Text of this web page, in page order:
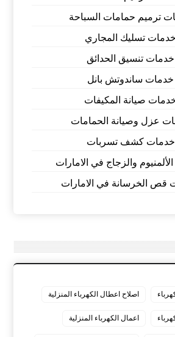
ترميم حمامات السباحة
خدمات تسليك المجاري
خدمات تنسيق الحدائق
خدمات ساندوتش بانل
صيانة المكيفات
عزل وصيانة الحمامات
خدمات كشف تسربات
والزجاج في الامارات
قص الخرسانة في الامارات
اصلاح اعطال الكهرباء المنزلية
اعمال الكهرباء المنزلية